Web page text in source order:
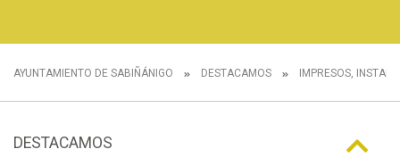
AYUNTAMIENTO DE SABIÑÁNIGO DESTACAMOS IMPRESOS,
DESTACAMOS